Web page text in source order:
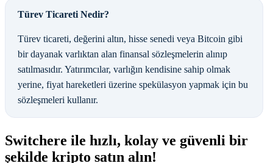
Türev Ticareti Nedir?
Türev ticareti, değerini altın, hisse senedi veya Bitcoin gibi
bir dayanak varlıktan alan finansal sözleşmelerin alınıp
satılmasıdır. Yatırımcılar, varlığın kendisine sahip olmak
yerine, fiyat hareketleri üzerine spekülasyon yapmak için bu
sözleşmeleri kullanır.
Switchere ile hızlı, kolay ve güvenli bir
şekilde kripto satın alın!